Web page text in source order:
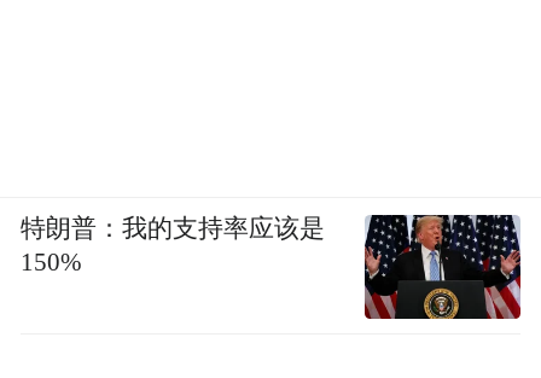
特朗普：我的支持率应该是
150%